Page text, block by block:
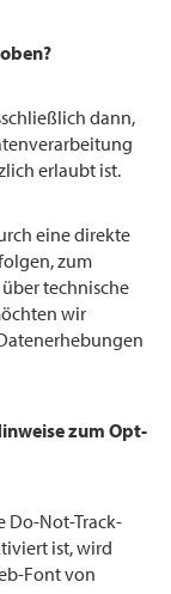
dann,
erlaubt ist.
eine direkte
zum
technische
wir
zum Opt-
Do-Not-Track-
ist, wird
Font von